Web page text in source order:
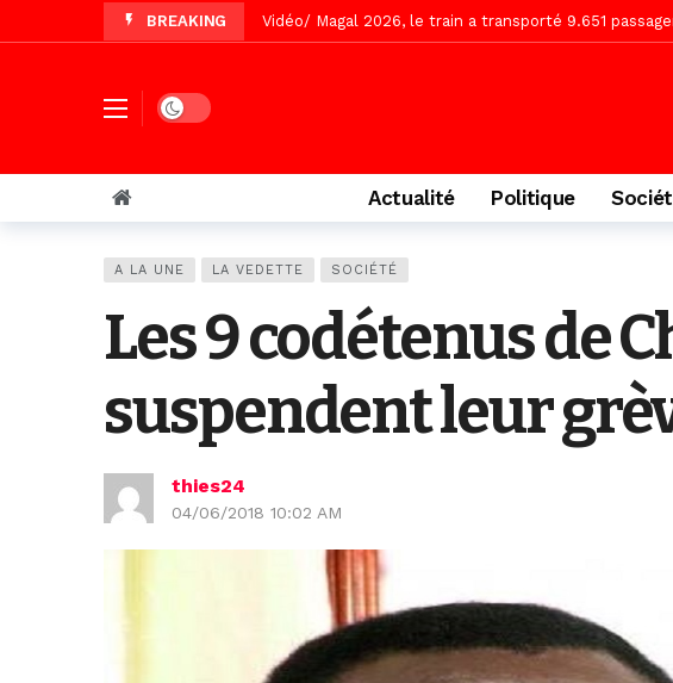
BREAKING Vidéo/ Magal 2026, le train a transporté 9.651
Vidéo/ Grand Thiès en deuil, Cheikh Ndiaye
Vidéo/Gamou Bakhdad chez Boroom Ndaam,
Vidéo/Magal Serigne Abdoulaye Yakhine, le Comité
Vidéo/Chérif Nehma Aïdara Diamaguène Nimzath
Vidéo/Une première, lancement de vacances
Dark mode
Actualité Politique
A LA UNE LA VEDETTE SOCIÉTÉ
Les 9 codétenus de
suspendent leur
thies24
04/06/2018 10:02 AM